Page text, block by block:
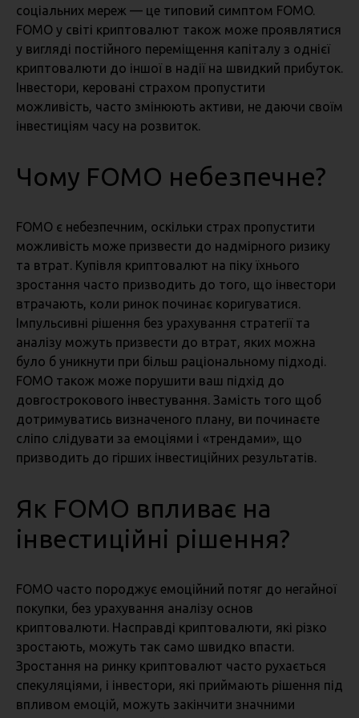
соціальних мереж — це типовий симптом FOMO.
FOMO у світі криптовалют також може проявлятися
у вигляді постійного переміщення капіталу з однієї
криптовалюти до іншої в надії на швидкий прибуток.
Інвестори, керовані страхом пропустити
можливість, часто змінюють активи, не даючи своїм
інвестиціям часу на розвиток.
Чому FOMO небезпечне?
FOMO є небезпечним, оскільки страх пропустити
можливість може призвести до надмірного ризику
та втрат. Купівля криптовалют на піку їхнього
зростання часто призводить до того, що інвестори
втрачають, коли ринок починає коригуватися.
Імпульсивні рішення без урахування стратегії та
аналізу можуть призвести до втрат, яких можна
було б уникнути при більш раціональному підході.
FOMO також може порушити ваш підхід до
довгострокового інвестування. Замість того щоб
дотримуватись визначеного плану, ви починаєте
сліпо слідувати за емоціями і «трендами», що
призводить до гірших інвестиційних результатів.
Як FOMO впливає на
інвестиційні рішення?
FOMO часто породжує емоційний потяг до негайної
покупки, без урахування аналізу основ
криптовалюти. Насправді криптовалюти, які різко
зростають, можуть так само швидко впасти.
Зростання на ринку криптовалют часто рухається
спекуляціями, і інвестори, які приймають рішення під
впливом емоцій, можуть закінчити значними